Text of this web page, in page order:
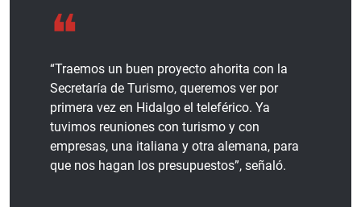
“Traemos un buen proyecto ahorita con la
Secretaría de Turismo, queremos ver por
primera vez en Hidalgo el teleférico. Ya
tuvimos reuniones con turismo y con
empresas, una italiana y otra alemana, para
que nos hagan los presupuestos”, señaló.